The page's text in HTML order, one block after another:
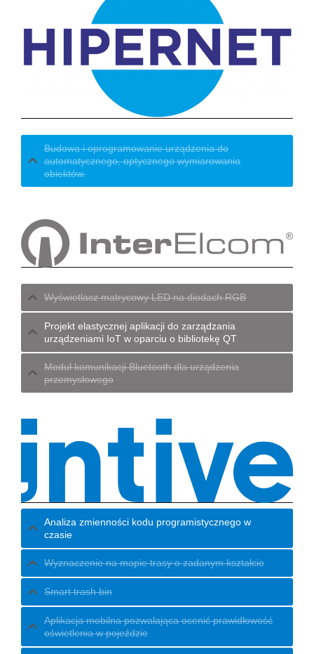
Budowa i oprogramowanie urządzenia do
automatycznego, optycznego wymiarowania
obiektów.
Wyświetlacz matrycowy LED na diodach RGB
Projekt elastycznej aplikacji do zarządzania
urządzeniami IoT w oparciu o bibliotekę QT
Moduł komunikacji Bluetooth dla urządzenia
przemysłowego
Analiza zmienności kodu programistycznego w
czasie
Wyznaczenie na mapie trasy o zadanym kształcie
Smart trash bin
Aplikacja mobilna pozwalająca ocenić prawidłowość
oświetlenia w pojeździe